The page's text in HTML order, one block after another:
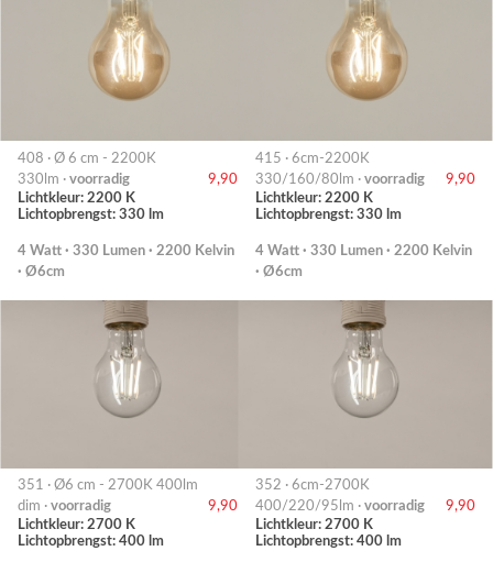
408 · Ø 6 cm - 2200K
330lm · voorradig
9,90
Lichtkleur: 2200 K
Lichtopbrengst: 330 lm
4 Watt · 330 Lumen · 2200 Kelvin
· Ø6cm
415 · 6cm-2200K
330/160/80lm · voorradig
9,90
Lichtkleur: 2200 K
Lichtopbrengst: 330 lm
4 Watt · 330 Lumen · 2200 Kelvin
· Ø6cm
351 · Ø6 cm - 2700K 400lm
dim · voorradig
9,90
Lichtkleur: 2700 K
Lichtopbrengst: 400 lm
352 · 6cm-2700K
400/220/95lm · voorradig
9,90
Lichtkleur: 2700 K
Lichtopbrengst: 400 lm